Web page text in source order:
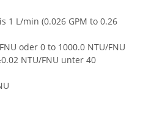
1 L/min (0.026 GPM to 0.26
oder 0 to 1000.0 NTU/FNU
NTU/FNU unter 40